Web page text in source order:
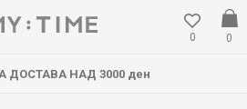
0
0
ДОСТАВА НАД 3000 ден